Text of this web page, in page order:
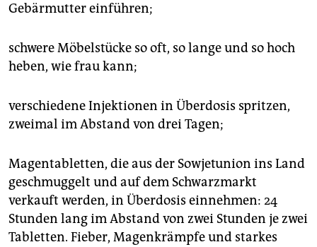
Gebärmutter einführen;
schwere Möbelstücke so oft, so lange und so hoch
heben, wie frau kann;
verschiedene Injektionen in Überdosis spritzen,
zweimal im Abstand von drei Tagen;
Magentabletten, die aus der Sowjetunion ins Land
geschmuggelt und auf dem Schwarzmarkt
verkauft werden, in Überdosis einnehmen: 24
Stunden lang im Abstand von zwei Stunden je zwei
Tabletten. Fieber, Magenkrämpfe und starkes